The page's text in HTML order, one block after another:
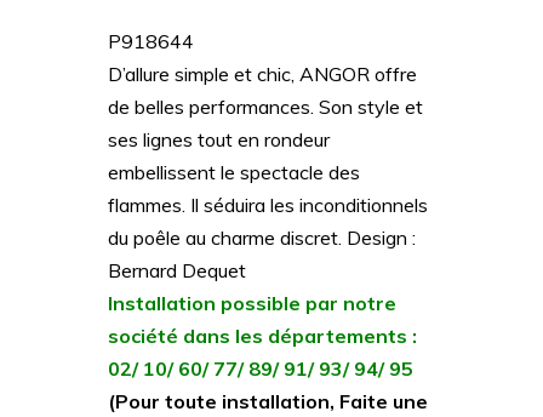
P918644
D’allure simple et chic, ANGOR offre
de belles performances. Son style et
ses lignes tout en rondeur
embellissent le spectacle des
flammes. Il séduira les inconditionnels
du poêle au charme discret. Design :
Bernard Dequet
Installation possible par notre
société dans les départements :
02/ 10/ 60/ 77/ 89/ 91/ 93/ 94/ 95
(Pour toute installation, Faite une